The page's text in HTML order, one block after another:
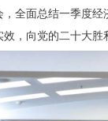
全面总结一季度
，向党的二十大